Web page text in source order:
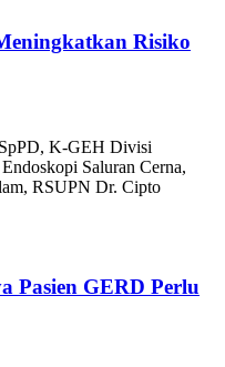
Risiko
K-GEH Divisi
Saluran Cerna,
RSUPN Dr. Cipto
Pasien GERD Perlu